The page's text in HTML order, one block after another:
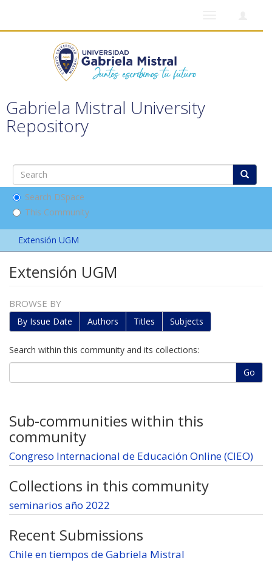
Gabriela Mistral University
Repository
Search DSpace
This Community
Extensión UGM
Extensión UGM
BROWSE BY
By Issue Date Authors Titles Subjects
Search within this community and its collections:
Go
Sub-communities within this
community
Congreso Internacional de Educación Online (CIEO)
Collections in this community
seminarios año 2022
Recent Submissions
Chile en tiempos de Gabriela Mistral